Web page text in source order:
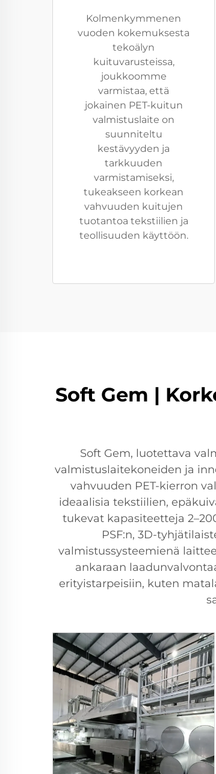
Kolmenkymmenen
vuoden kokemuksesta
tekoälyn
kuituvarusteissa,
joukkoomme
varmistaa, että
jokainen PET-kuitun
valmistuslaite on
suunniteltu
kestävyyden ja
tarkkuuden
varmistamiseksi,
tukeakseen korkean
vahvuuden kuitujen
tuotantoa tekstiilien ja
teollisuuden käyttöön.
Soft Gem |
Soft Gem, luotettava
valmistuslaitekoneiden ja
vahvuuden PET-kierron
ideaalisia tekstiilien,
tukevat kapasiteetteja
PSF:n, 3D-
valmistussysteemienä
ankaraan
erityistarpeisiin, kuten